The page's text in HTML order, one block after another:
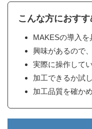
こんな方におすす
MAKESの導入を
興味があるので
実際に操作して
加工できるか試
加工品質を確か